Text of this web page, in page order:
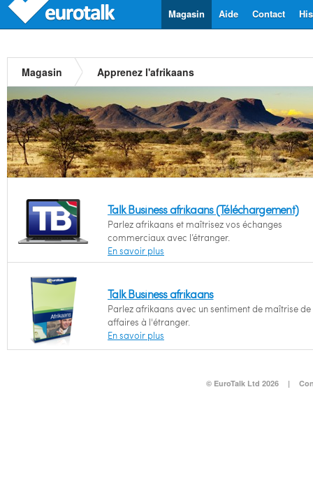
Contact
Aide
Magasin
Magasin Apprenez l'afrikaans
Talk Business afrikaans (Téléchargement)
Parlez afrikaans et maîtrisez vos échanges
commerciaux avec l’étranger.
En savoir plus
Talk Business afrikaans
Parlez afrikaans avec un sentiment de maîtrise
affaires à l'étranger.
En savoir plus
© EuroTalk Ltd 2026 |